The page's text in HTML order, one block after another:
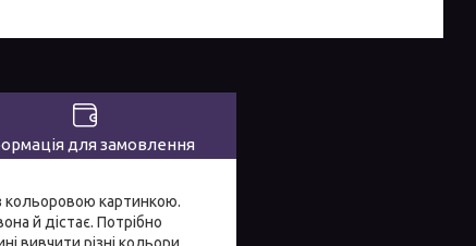
для замовлення
кольоровою картинкою.
й дістає. Потрібно